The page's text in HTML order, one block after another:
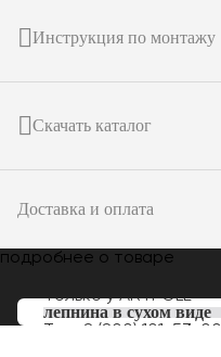
Инструкция по монтажу
Скачать каталог
Доставка и оплата
подробнее о товаре
Только уARTPOLE
лепнина в сухом виде
Тел: 8 (800) 101-53-00